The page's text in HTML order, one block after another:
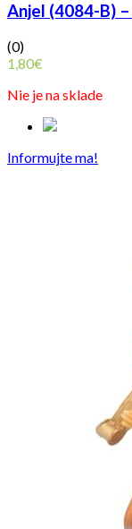
Anjel (4084-B)
(0)
1,80€
Nie je na sklade
Informujte ma!